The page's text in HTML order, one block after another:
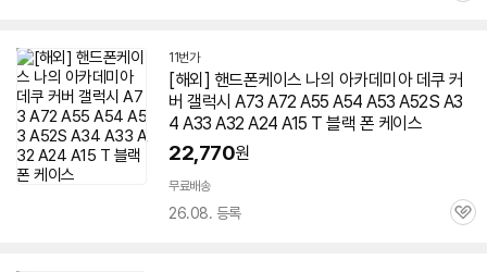
11번가
[해외] 핸드폰케이스 나의 아카데미아 데쿠 커
버 갤럭시 A73 A72 A55 A54 A53 A52S A3
4 A33 A32 A24 A15 T 블랙 폰 케이스
22,770원
무료배송
26.08. 등록
관